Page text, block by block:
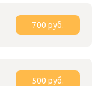
700 руб.
500 руб.